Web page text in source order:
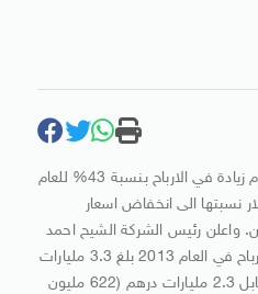
اعلنت شركة طيران الامارات اليوم زيادة في الارباح بنسبة 43% للعام
مليون دولار نسبتها الى انخفاض اسعار
واعلن رئيس الشركة الشيح احمد
بن سعيد ال مكتوم ان صافي الارباح في العام 2013 بلغ 3.3 مليارات
درهم (887 مليون دولار) في مقابل 2.3 مليارات درهم (622 مليون